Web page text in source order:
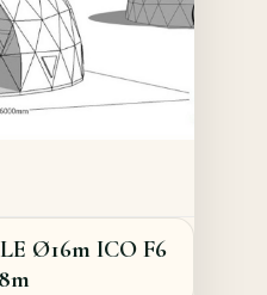
Ø16m ICO F6